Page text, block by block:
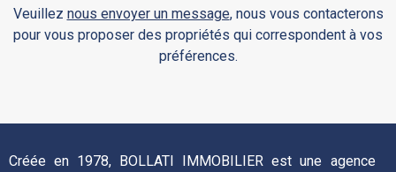
Veuillez nous envoyer un message, nous vous contacterons
pour vous proposer des propriétés qui correspondent à vos
préférences.
Créée en 1978, BOLLATI IMMOBILIER est une agence